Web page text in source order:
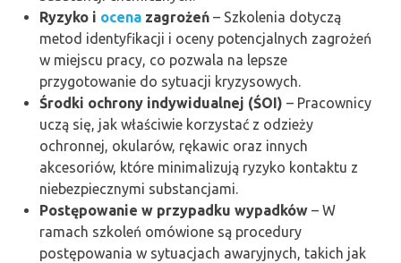
Ryzyko i ocena zagrożeń – Szkolenia dotyczą
metod identyfikacji i oceny potencjalnych zagrożeń
w miejscu pracy, co pozwala na lepsze
przygotowanie do sytuacji kryzysowych.
Środki ochrony indywidualnej (ŚOI) – Pracownicy
uczą się, jak właściwie korzystać z odzieży
ochronnej, okularów, rękawic oraz innych
akcesoriów, które minimalizują ryzyko kontaktu z
niebezpiecznymi substancjami.
Postępowanie w przypadku wypadków – W
ramach szkoleń omówione są procedury
postępowania w sytuacjach awaryjnych, takich jak